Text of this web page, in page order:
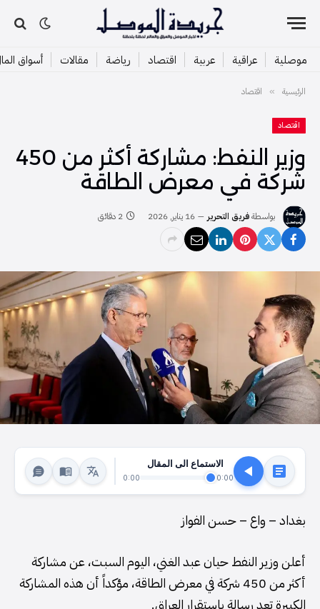
موصلية عراقية عربية اقتصاد رياضة مقالات أسواق
الرئيسية » اقتصاد
اقتصاد
وزير النفط: مشاركة أكثر من 450
شركة في معرض الطاقة
بواسطةفريق التحرير 16 يناير, 2026 2 دقائق
الاستماع الى المقال
0:00
0:00
بغداد – واع – حسن الفواز
أعلن وزير النفط حيان عبد الغني، اليوم السبت، عن مشاركة
أكثر من 450 شركة في معرض الطاقة، مؤكداً أن هذه المشاركة
الكبيرة تعد رسالة باستقرار العراق.